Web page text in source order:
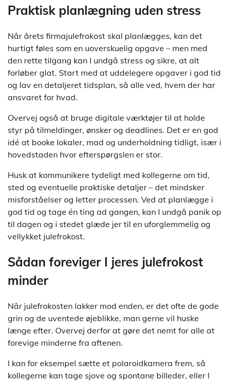
Praktisk planlægning uden stress
Når årets firmajulefrokost skal planlægges, kan det
hurtigt føles som en uoverskuelig opgave – men med
den rette tilgang kan I undgå stress og sikre, at alt
forløber glat. Start med at uddelegere opgaver i god tid
og lav en detaljeret tidsplan, så alle ved, hvem der har
ansvaret for hvad.
Overvej også at bruge digitale værktøjer til at holde
styr på tilmeldinger, ønsker og deadlines. Det er en god
idé at booke lokaler, mad og underholdning tidligt, især i
hovedstaden hvor efterspørgslen er stor.
Husk at kommunikere tydeligt med kollegerne om tid,
sted og eventuelle praktiske detaljer – det mindsker
misforståelser og letter processen. Ved at planlægge i
god tid og tage én ting ad gangen, kan I undgå panik op
til dagen og i stedet glæde jer til en uforglemmelig og
vellykket julefrokost.
Sådan foreviger I jeres julefrokost
minder
Når julefrokosten lakker mod enden, er det ofte de gode
grin og de uventede øjeblikke, man gerne vil huske
længe efter. Overvej derfor at gøre det nemt for alle at
forevige minderne fra aftenen.
I kan for eksempel sætte et polaroidkamera frem, så
kollegerne kan tage sjove og spontane billeder, eller I